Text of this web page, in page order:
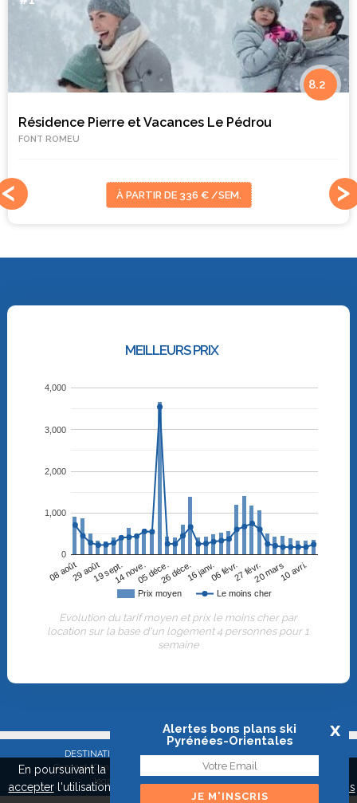
Alertes bons plans ski
Pyrénées-Orientales
x
À PARTIR DE 336 € /SEM.
Résidence Pierre et Vacances Le Pédrou
FONT ROMEU
8.2
MEILLEURS PRIX
Prix moyen Le moins cher
08 août29 août19 sept.14 nove.05 déce.26 déce.16 janv.06 févr.27 févr.20 mars10 avri.
0
1,000
2,000
3,000
4,000
Evolution du tarif moyen et prix le moins cher par
location sur la base d'un logement 4 personnes pour 1
semaine
DESTINATION EXPRESS SAS - RCS Créteil 515 038 248 |
Concept/Contact
Toutes les stations de ski
légales
En poursuivant la navigation sur ce site, vous pouvez
accepterl'utilisation de cookies pour mieux vous servir.
A propos